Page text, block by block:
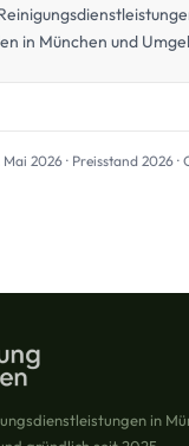
in München und
2026 · Preisstand 2026 ·
in